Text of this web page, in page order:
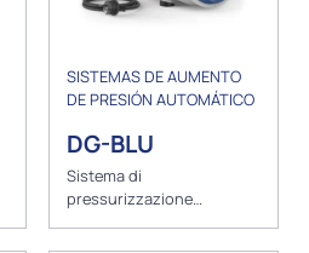
SISTEMAS DE AUMENTO
DE PRESIÓN AUTOMÁTICO
DG-BLU
Sistema di
pressurizzazione